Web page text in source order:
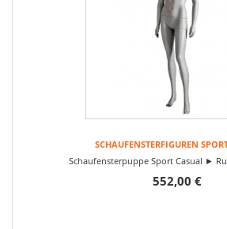
SCHAUFENSTERFIGUREN
Schaufensterpuppe Sport Casual ►
552,00 €